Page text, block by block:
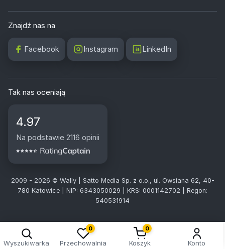
Znajdź nas na
Facebook Instagram LinkedIn
Tak nas oceniają
4.97
Na podstawie 2116 opinii
2009 - 2026 © Wally | Satto Media Sp. z o.o., ul. Owsiana 62, 40-
780 Katowice | NIP: 6343050029 | KRS: 0001142702 | Regon:
540531914
Wyszukiwarka
0
Przechowalnia
0
Koszyk Konto